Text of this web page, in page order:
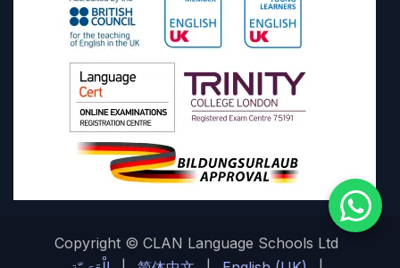
Copyright © CLAN Language Schools Ltd